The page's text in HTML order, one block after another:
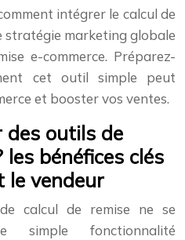
intégrer le calcul de
stratégie marketing globale
e-commerce. Préparez-
cet outil simple peut
et booster vos ventes.
des outils de
les bénéfices clés
le vendeur
calcul de remise ne se
fonctionnalité